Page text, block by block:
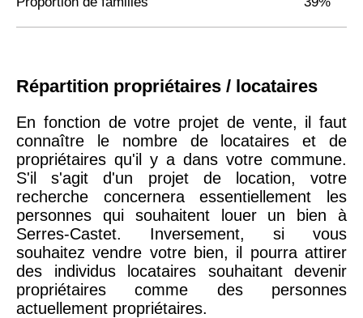
Répartition propriétaires / locataires
En fonction de votre projet de vente, il faut
connaître le nombre de locataires et de
propriétaires qu'il y a dans votre commune.
S'il s'agit d'un projet de location, votre
recherche concernera essentiellement les
personnes qui souhaitent louer un bien à
Serres-Castet. Inversement, si vous
souhaitez vendre votre bien, il pourra attirer
des individus locataires souhaitant devenir
propriétaires comme des personnes
actuellement propriétaires.